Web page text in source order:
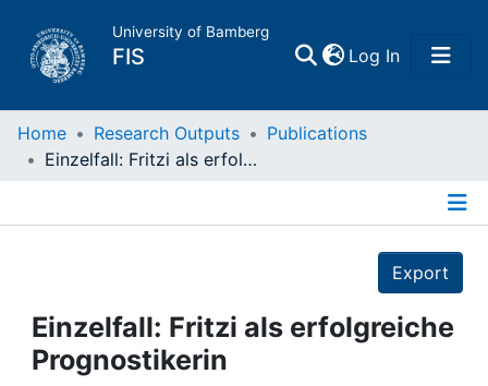
University of Bamberg
FIS Log In(current)
Home
Projects
People
Home Research Outputs
Publications
Einzelfall: Fritzi als erfolgreiche Prognostikerin
Export
Einzelfall: Fritzi als erfolgreiche
Prognostikerin